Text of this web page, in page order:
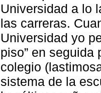
Universidad a lo
las carreras.
Universidad yo
piso” en
colegio
sistema de la